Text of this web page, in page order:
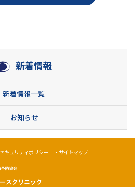
新着情報
新着情報一覧
お知らせ
キュリティポリシー ・ サイトマップ